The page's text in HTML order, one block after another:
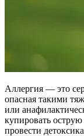
Аллергия — это
опасная такими
или
купировать
провести